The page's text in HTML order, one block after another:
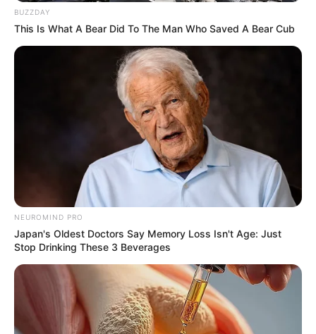
เวลา 07.25 – 07.49 น.
– วันพฤหัสบดีที่ 25 กรกฎาคม 2562
เวลา 12.09 – 12.39 น.
– วันศุกร์ที่ 26 กรกฎาคม 2562
เวลา 13.39 – 13.59 น.
BUZZDAY
This Is What A Bear Did To The Man Who Saved A Bear Cub
NEUROMIND PRO
Japan's Oldest Doctors Say Memory Loss Isn't Age: Just
Stop Drinking These 3 Beverages